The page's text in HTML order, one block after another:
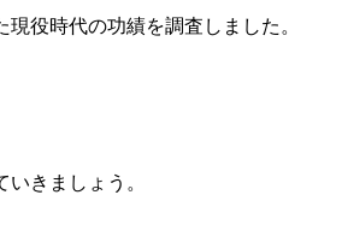
役時代の功績を調査しました。
きましょう。